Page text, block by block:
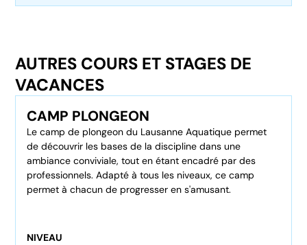
AUTRES COURS ET STAGES DE
VACANCES
CAMP PLONGEON
Le camp de plongeon du Lausanne Aquatique permet
de découvrir les bases de la discipline dans une
ambiance conviviale, tout en étant encadré par des
professionnels. Adapté à tous les niveaux, ce camp
permet à chacun de progresser en s'amusant.
NIVEAU